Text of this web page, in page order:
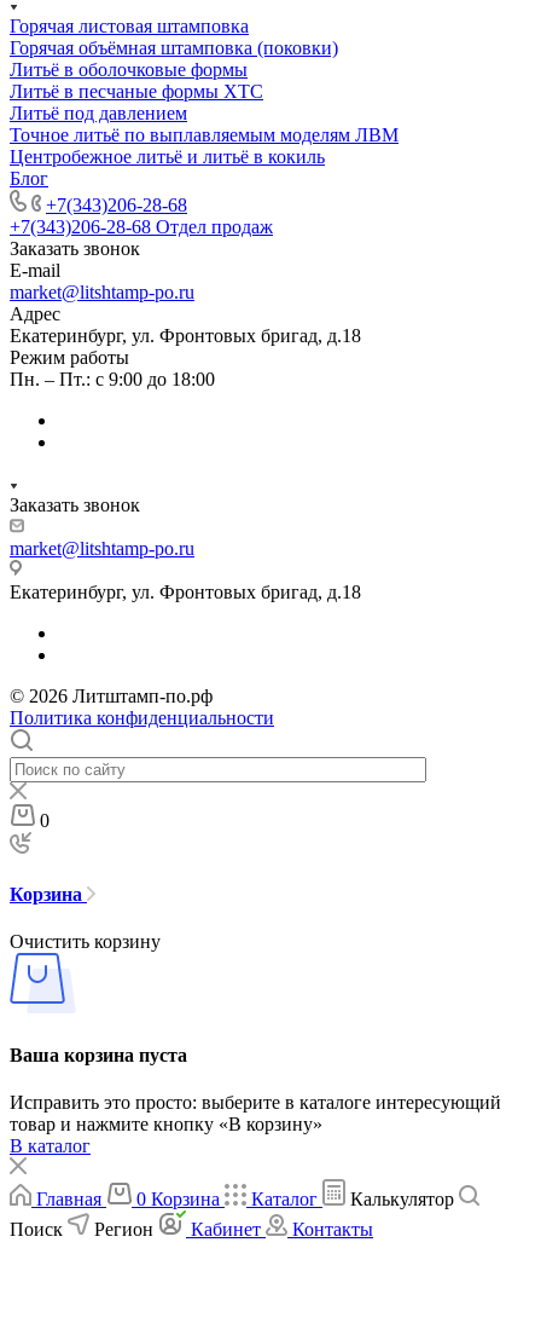
Горячая листовая штамповка
Горячая объёмная штамповка (поковки)
Литьё в оболочковые формы
Литьё в песчаные формы ХТС
Литьё под давлением
Точное литьё по выплавляемым моделям ЛВМ
Центробежное литьё и литьё в кокиль
Блог
+7(343)206-28-68
+7(343)206-28-68 Отдел продаж
Заказать звонок
E-mail
market@litshtamp-po.ru
Адрес
Екатеринбург, ул. Фронтовых бригад, д.18
Режим работы
Пн. – Пт.: с 9:00 до 18:00
Заказать звонок
market@litshtamp-po.ru
Екатеринбург, ул. Фронтовых бригад, д.18
© 2026 Литштамп-по.рф
Политика конфиденциальности
0
Корзина
Очистить корзину
Ваша корзина пуста
Исправить это просто: выберите в каталоге интересующий
товар и нажмите кнопку «В корзину»
В каталог
Главная 0 Корзина Каталог
Калькулятор
Поиск
Регион Кабинет Контакты